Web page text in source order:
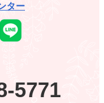
ター
5771